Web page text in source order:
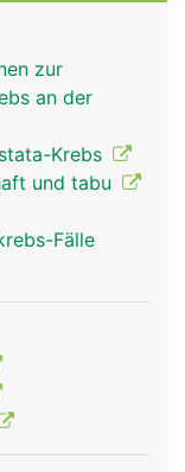
zur
an der
Krebs
und tabu
Fälle